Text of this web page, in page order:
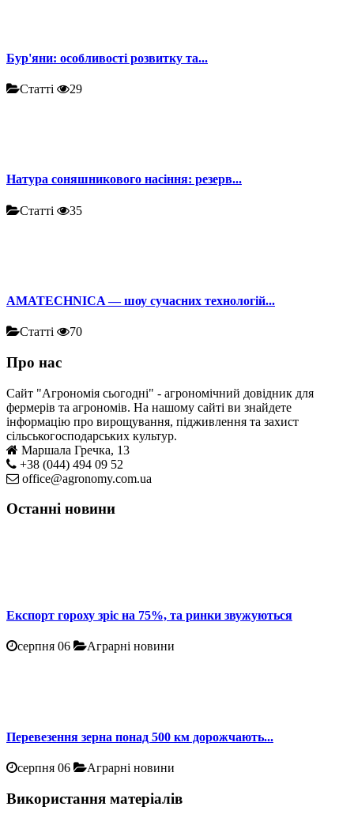
Бур'яни: особливості розвитку та...
Статті 29
Натура соняшникового насіння: резерв...
Статті 35
AMATECHNICA — шоу сучасних технологій...
Статті 70
Про нас
Сайт "Агрономія сьогодні" - агрономічний довідник для
фермерів та агрономів. На нашому сайті ви знайдете
інформацію про вирощування, підживлення та захист
сільськогосподарських культур.
Маршала Гречка, 13
+38 (044) 494 09 52
office@agronomy.com.ua
Останні новини
Експорт гороху зріс на 75%, та ринки звужуються
серпня 06 Аграрні новини
Перевезення зерна понад 500 км дорожчають...
серпня 06 Аграрні новини
Використання матеріалів